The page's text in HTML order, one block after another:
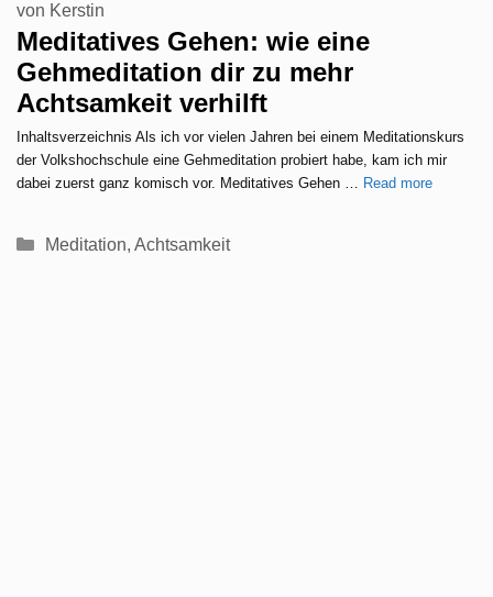
Meditatives Gehen: wie eine
Gehmeditation dir zu mehr
Achtsamkeit verhilft
von Kerstin
Inhaltsverzeichnis Als ich vor vielen Jahren bei einem Meditationskurs
der Volkshochschule eine Gehmeditation probiert habe, kam ich mir
dabei zuerst ganz komisch vor. Meditatives Gehen … Read more
Kategorien
Meditation, Achtsamkeit